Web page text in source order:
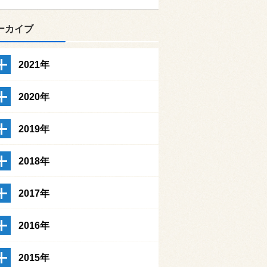
カイブ
2021年
2020年
2019年
2018年
2017年
2016年
2015年